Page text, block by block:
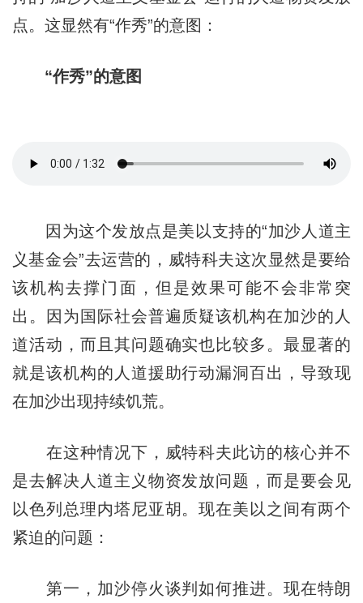
点。这显然有“作秀”的意图：
“作秀”的意图
因为这个发放点是美以支持的“加沙人道主
义基金会”去运营的，威特科夫这次显然是要给
该机构去撑门面，但是效果可能不会非常突
出。因为国际社会普遍质疑该机构在加沙的人
道活动，而且其问题确实也比较多。最显著的
就是该机构的人道援助行动漏洞百出，导致现
在加沙出现持续饥荒。
在这种情况下，威特科夫此访的核心并不
是去解决人道主义物资发放问题，而是要会见
以色列总理内塔尼亚胡。现在美以之间有两个
紧迫的问题：
第一，加沙停火谈判如何推进。现在特朗